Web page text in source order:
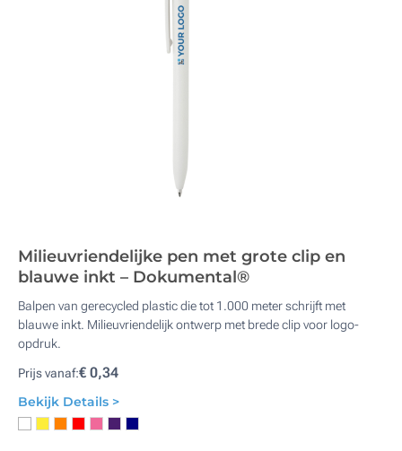
Milieuvriendelijke pen met grote clip en
blauwe inkt – Dokumental®
Balpen van gerecycled plastic die tot 1.000 meter schrijft met
blauwe inkt. Milieuvriendelijk ontwerp met brede clip voor logo-
opdruk.
Prijs vanaf:€ 0,34
Bekijk Details >